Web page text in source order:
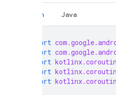
Kotlin Java
import
import
import
import
import